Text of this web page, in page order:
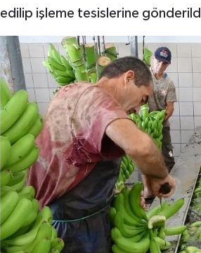
edilip işleme tesislerine